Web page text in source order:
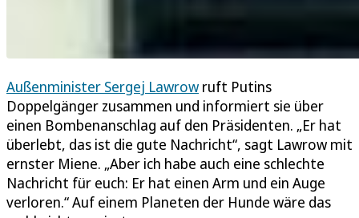
Außenminister Sergej Lawrow ruft Putins
Doppelgänger zusammen und informiert sie über
einen Bombenanschlag auf den Präsidenten. „Er hat
überlebt, das ist die gute Nachricht“, sagt Lawrow mit
ernster Miene. „Aber ich habe auch eine schlechte
Nachricht für euch: Er hat einen Arm und ein Auge
verloren.“ Auf einem Planeten der Hunde wäre das